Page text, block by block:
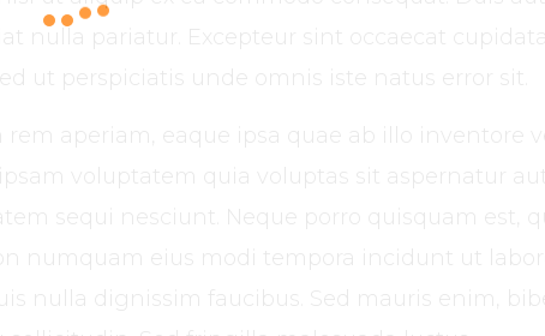
nulla pariatur. Excepteur sint occaecat
ut perspiciatis unde omnis iste natus error sit.
aperiam, eaque ipsa quae ab illo inventore
voluptatem quia voluptas sit aspernatur
sequi nesciunt. Neque porro quisquam est,
numquam eius modi tempora incidunt ut
nulla dignissim faucibus. Sed mauris enim,